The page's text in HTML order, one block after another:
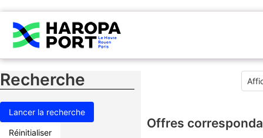
Recherche
Réinitialiser
Offres